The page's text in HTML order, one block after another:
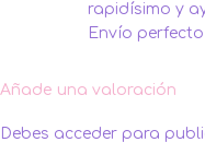
rapidísimo y
Envío
Añade una valoración
Debes acceder para